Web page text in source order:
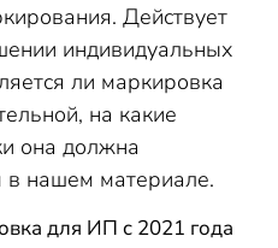
Действует
индивидуальных
ли маркировка
на какие
она должна
в нашем материале.
для ИП с 2021 года